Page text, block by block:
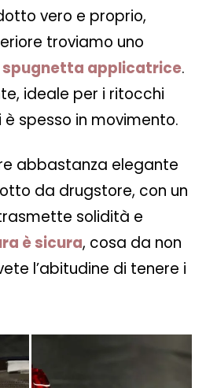
vero e proprio,
troviamo uno
applicatrice.
ideale per i ritocchi
spesso in movimento.
abbastanza elegante
da drugstore, con un
solidità e
è sicura, cosa da non
l’abitudine di tenere i